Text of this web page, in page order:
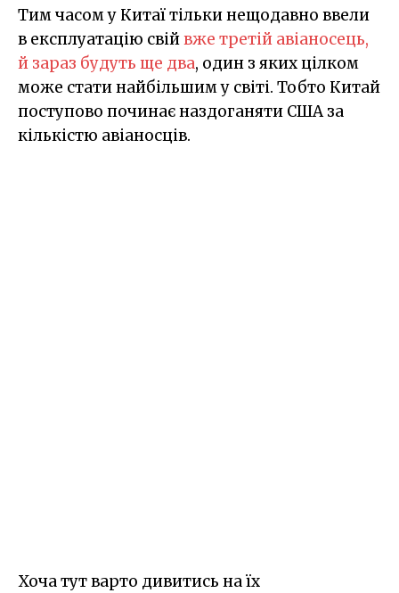
Тим часом у Китаї тільки нещодавно ввели
в експлуатацію свійвже третій авіаносець,
й зараз будуть ще два, один з яких цілком
може стати найбільшим у світі. Тобто Китай
поступово починає наздоганяти США за
кількістю авіаносців.
Хоча тут варто дивитись на їх